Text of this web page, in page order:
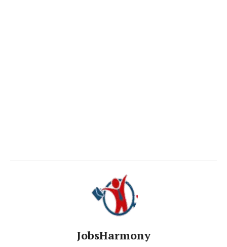
JobsHarmony